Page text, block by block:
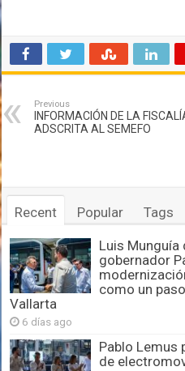
Previous
INFORMACIÓN DE LA
ADSCRITA AL SEMEFO
Recent Popular Tags
Luis Munguía
gobernador
como un
Vallarta
6 días ago
Pablo Lemus
de